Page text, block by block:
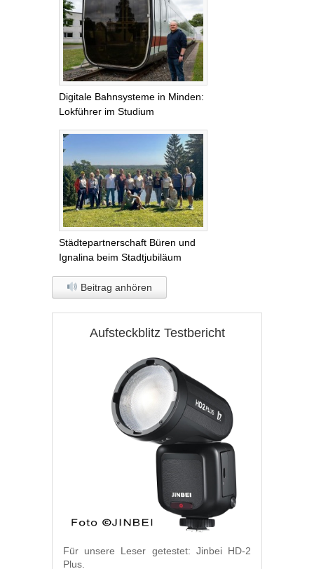
Digitale Bahnsysteme in Minden:
Lokführer im Studium
Städtepartnerschaft Büren und
Ignalina beim Stadtjubiläum
Beitrag anhören
Aufsteckblitz Testbericht
Für unsere Leser getestet: Jinbei HD-2
Plus.